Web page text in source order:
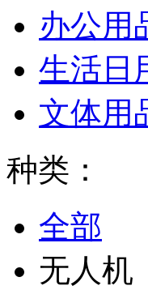
办公用
生活日
文体用
种类：
全部
无人机